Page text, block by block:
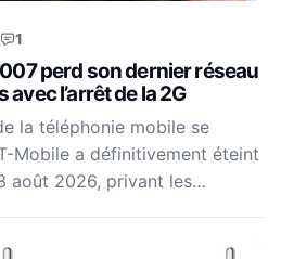
1
perd son dernier réseau
l’arrêt de la 2G
la téléphonie mobile se
Mobile a définitivement éteint
août 2026, privant les…